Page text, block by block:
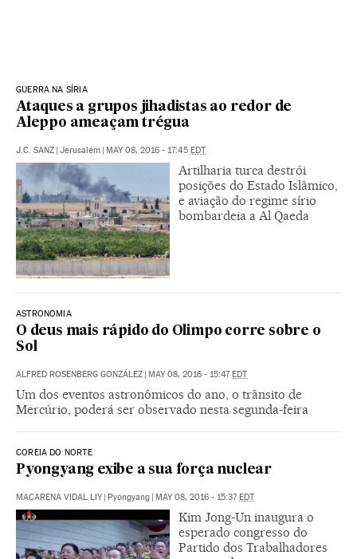
GUERRA NA SÍRIA
Ataques a grupos jihadistas ao redor de
Aleppo ameaçam trégua
J.C. SANZ Jerusalém MAY 08, 2016 - 17:45 EDT
Artilharia turca destrói
posições do Estado Islâmico,
e aviação do regime sírio
bombardeia a Al Qaeda
ASTRONOMIA
O deus mais rápido do Olimpo corre sobre o
Sol
ALFRED ROSENBERG GONZÁLEZ MAY 08, 2016 - 15:47 EDT
Um dos eventos astronômicos do ano, o trânsito de
Mercúrio, poderá ser observado nesta segunda-feira
COREIA DO NORTE
Pyongyang exibe a sua força nuclear
MACARENA VIDAL LIY Pyongyang MAY 08, 2016 - 15:37 EDT
Kim Jong-Un inaugura o
esperado congresso do
Partido dos Trabalhadores